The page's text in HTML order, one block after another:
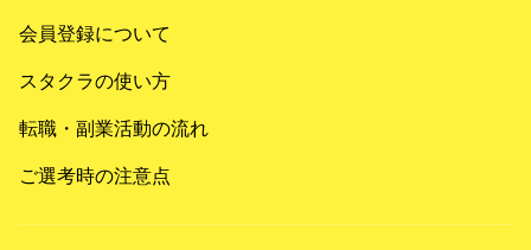
会員登録について
スタクラの使い方
転職・副業活動の流れ
ご選考時の注意点